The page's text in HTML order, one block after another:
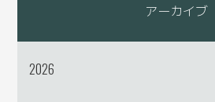
アーカイブ
2026